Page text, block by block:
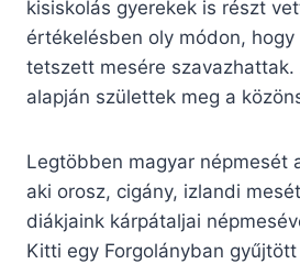
kisiskolás gyerekek is részt
értékelésben oly módon,
tetszett mesére
alapján születtek meg a
Legtöbben magyar népmesét
aki orosz, cigány, izlandi
diákjaink kárpátaljai
Kitti egy Forgolányban